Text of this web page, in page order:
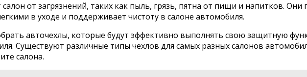
от загрязнений, таких как пыль, грязь, пятна от пищи и напитков.
в уходе и поддерживает чистоту в салоне автомобиля.
авточехлы, которые будут эффективно выполнять свою защитную
Существуют различные типы чехлов для самых разных салонов
салона.